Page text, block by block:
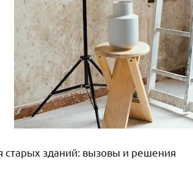
старых зданий: вызовы и решения